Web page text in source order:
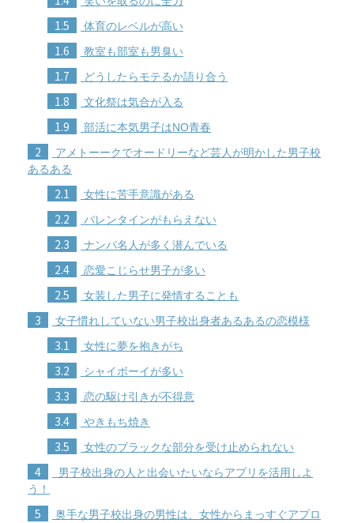
1.5 体育のレベルが高い
1.6 教室も部室も男臭い
1.7 どうしたらモテるか語り合う
1.8 文化祭は気合が入る
1.9 部活に本気男子はNO青春
2
アメトーークでオードリーなど芸人が明かした男子校
あるある
2.1 女性に苦手意識がある
2.2 バレンタインがもらえない
2.3 ナンパ名人が多く潜んでいる
2.4 恋愛こじらせ男子が多い
2.5 女装した男子に発情することも
3 女子慣れしていない男子校出身者あるあるの恋模様
3.1 女性に夢を抱きがち
3.2 シャイボーイが多い
3.3 恋の駆け引きが不得意
3.4 やきもち焼き
3.5 女性のブラックな部分を受け止められない
4
男子校出身の人と出会いたいならアプリを活用しよ
う！
5
奥手な男子校出身の男性は、女性からまっすぐアプロ